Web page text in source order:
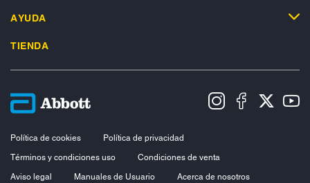
AYUDA
TIENDA
Política de cookies
Política de privacidad
Términos y condiciones uso
Condiciones de venta
Aviso legal
Manuales de Usuario
Acerca de nosotros